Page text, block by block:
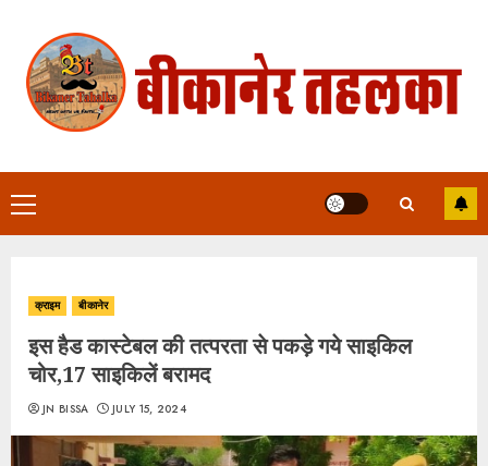
content
Primary
Menu
क्राइम बीकानेर
इस हैड कास्टेबल की तत्परता से पकड़े गये साइकिल
चोर,17 साइकिलें बरामद
JN BISSA JULY 15, 2024